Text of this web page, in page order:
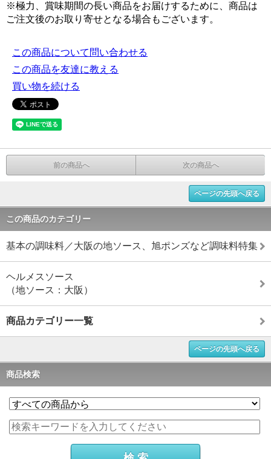
※極力、賞味期間の長い商品をお届けするために、商品は
ご注文後のお取り寄せとなる場合もございます。
この商品について問い合わせる
この商品を友達に教える
買い物を続ける
前の商品へ 次の商品へ
ページの先頭へ戻る
この商品のカテゴリー
基本の調味料／大阪の地ソース、旭ポンズなど調味料特集
ヘルメスソース
（地ソース：大阪）
商品カテゴリー一覧
ページの先頭へ戻る
商品検索